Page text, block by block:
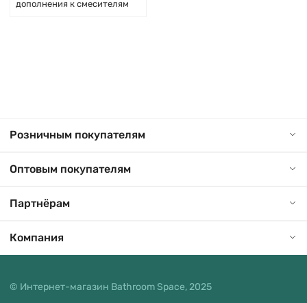
дополнения к смесителям
Розничным покупателям
Оптовым покупателям
Партнёрам
Компания
© Интернет-магазин Bathroom Space, 2025